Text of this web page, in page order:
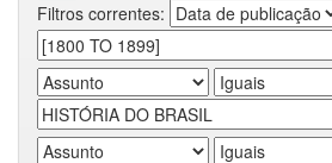
Filtros correntes: